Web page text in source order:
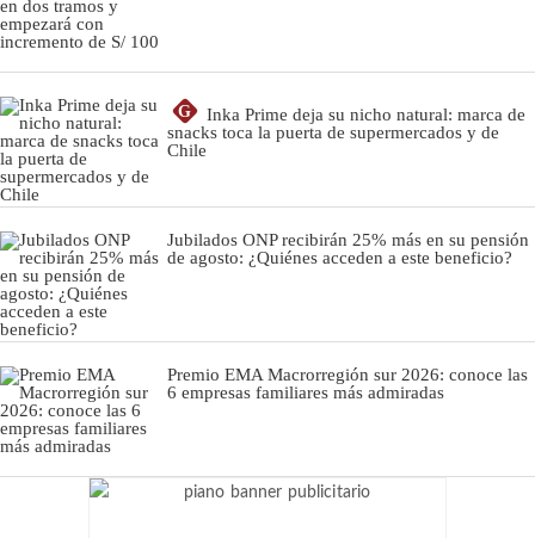
G
Inka Prime deja su nicho natural: marca de
snacks toca la puerta de supermercados y de
Chile
Jubilados ONP recibirán 25% más en su pensión
de agosto: ¿Quiénes acceden a este beneficio?
Premio EMA Macrorregión sur 2026: conoce las
6 empresas familiares más admiradas